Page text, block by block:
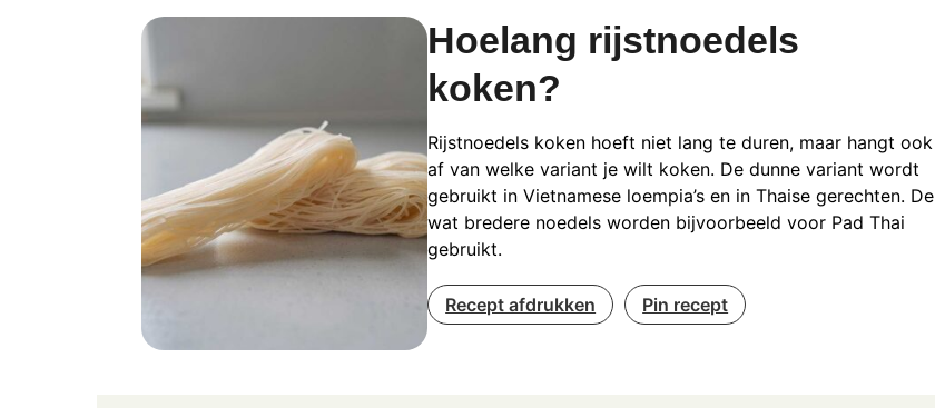
Hoelang rijstnoedels
koken?
Rijstnoedels koken hoeft niet lang te duren, maar hangt ook
af van welke variant je wilt koken. De dunne variant wordt
gebruikt in Vietnamese loempia’s en in Thaise gerechten. De
wat bredere noedels worden bijvoorbeeld voor Pad Thai
gebruikt.
Recept afdrukken Pin recept